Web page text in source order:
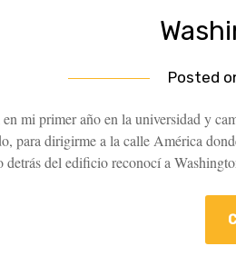
Posted
en mi primer año en la universidad y
para dirigirme a la calle América
detrás del edificio reconocí a